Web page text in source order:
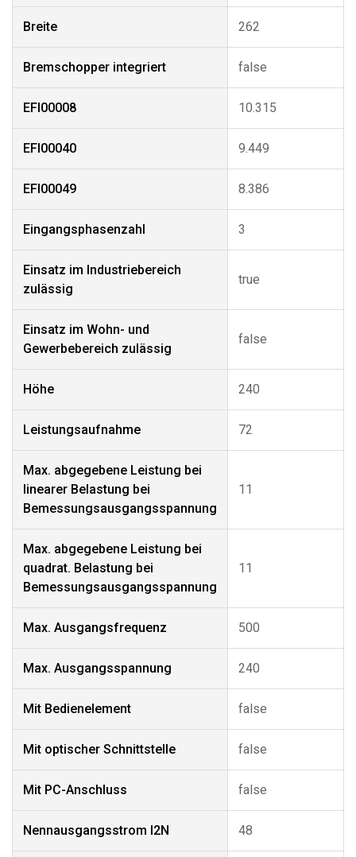
Breite 262
Bremschopper integriert false
EFI00008 10.315
EFI00040 9.449
EFI00049 8.386
Eingangsphasenzahl 3
Einsatz im Industriebereich
zulässig
true
Einsatz im Wohn- und
Gewerbebereich zulässig
false
Höhe 240
Leistungsaufnahme 72
Max. abgegebene Leistung bei
linearer Belastung bei
Bemessungsausgangsspannung
11
Max. abgegebene Leistung bei
quadrat. Belastung bei
Bemessungsausgangsspannung
11
Max. Ausgangsfrequenz 500
Max. Ausgangsspannung 240
Mit Bedienelement false
Mit optischer Schnittstelle false
Mit PC-Anschluss false
Nennausgangsstrom I2N 48